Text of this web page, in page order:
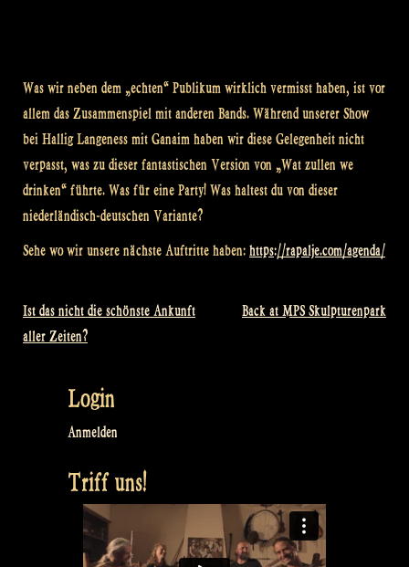
Was wir neben dem „echten“ Publikum wirklich vermisst haben, ist vor
allem das Zusammenspiel mit anderen Bands. Während unserer Show
bei Hallig Langeness mit Ganaim haben wir diese Gelegenheit nicht
verpasst, was zu dieser fantastischen Version von „Wat zullen we
drinken“ führte. Was für eine Party! Was haltest du von dieser
niederländisch-deutschen Variante?
Sehe wo wir unsere nächste Auftritte haben: https://rapalje.com/agenda/
Beitragsnavigation
Ist das nicht die schönste Ankunft
aller Zeiten?
Back at MPS Skulpturenpark
Login
Anmelden
Triff uns!